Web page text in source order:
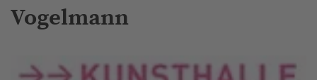
Vogelmann